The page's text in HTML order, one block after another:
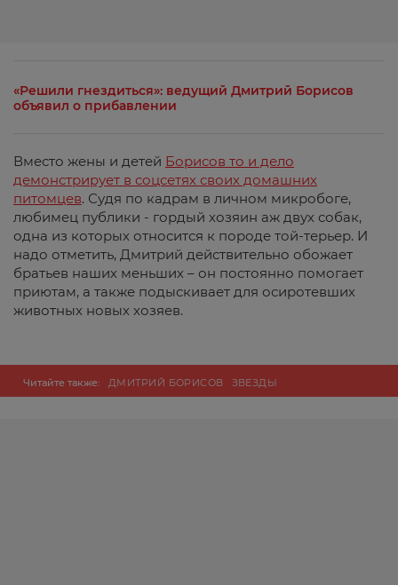
«Решили гнездиться»: ведущий Дмитрий Борисов
объявил о прибавлении
Вместо жены и детей Борисов то и дело
демонстрирует в соцсетях своих домашних
питомцев. Судя по кадрам в личном микробоге,
любимец публики - гордый хозяин аж двух собак,
одна из которых относится к породе той-терьер. И
надо отметить, Дмитрий действительно обожает
братьев наших меньших – он постоянно помогает
приютам, а также подыскивает для осиротевших
животных новых хозяев.
Читайте также: ДМИТРИЙ БОРИСОВ ЗВЕЗДЫ